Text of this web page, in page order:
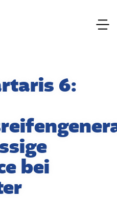
6:
bei